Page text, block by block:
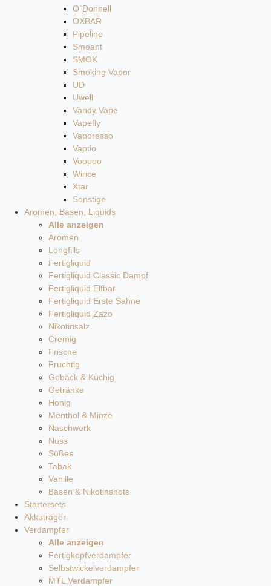
O`Donnell
OXBAR
Pipeline
Smoant
SMOK
Smoking Vapor
UD
Uwell
Vandy Vape
Vapefly
Vaporesso
Vaptio
Voopoo
Wirice
Xtar
Sonstige
Aromen, Basen, Liquids
Alle anzeigen
Aromen
Longfills
Fertigliquid
Fertigliquid Classic Dampf
Fertigliquid Elfbar
Fertigliquid Erste Sahne
Fertigliquid Zazo
Nikotinsalz
Cremig
Frische
Fruchtig
Gebäck & Kuchig
Getränke
Honig
Menthol & Minze
Naschwerk
Nuss
Süßes
Tabak
Vanille
Basen & Nikotinshots
Startersets
Akkuträger
Verdampfer
Alle anzeigen
Fertigkopfverdampfer
Selbstwickelverdampfer
MTL Verdampfer